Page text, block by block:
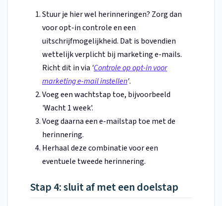
Stuur je hier wel herinneringen? Zorg dan
voor opt-in controle en een
uitschrijfmogelijkheid. Dat is bovendien
wettelijk verplicht bij marketing e-mails.
Richt dit in via 'Controle op opt-in voor
marketing e-mail instellen'.
Voeg een wachtstap toe, bijvoorbeeld
'Wacht 1 week'.
Voeg daarna een e-mailstap toe met de
herinnering.
Herhaal deze combinatie voor een
eventuele tweede herinnering.
Stap 4: sluit af met een doelstap